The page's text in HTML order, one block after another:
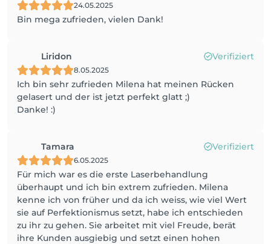
24.05.2025
Bin mega zufrieden, vielen Dank!
Liridon Verifiziert
8.05.2025
Ich bin sehr zufrieden Milena hat meinen Rücken
gelasert und der ist jetzt perfekt glatt ;)
Danke! :)
Tamara Verifiziert
6.05.2025
Für mich war es die erste Laserbehandlung
überhaupt und ich bin extrem zufrieden. Milena
kenne ich von früher und da ich weiss, wie viel Wert
sie auf Perfektionismus setzt, habe ich entschieden
zu ihr zu gehen. Sie arbeitet mit viel Freude, berät
ihre Kunden ausgiebig und setzt einen hohen